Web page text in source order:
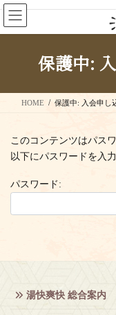
コ
ン
テ
ス
ナ
ビ
ゲ
ン
保護中:
HOME 保護中: 入会申し
このコンテンツはパス
以下にパスワードを入
パスワード:
湯快爽快 総合案内